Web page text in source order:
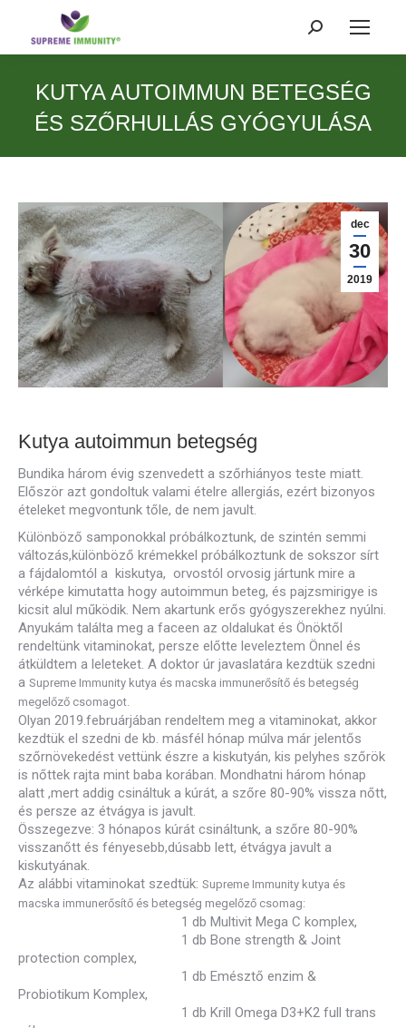
Search:
KUTYA AUTOIMMUN BETEGSÉG
ÉS SZŐRHULLÁS GYÓGYULÁSA
dec
30
2019
Kutya autoimmun betegség
Bundika három évig szenvedett a szőrhiányos teste miatt.
Először azt gondoltuk valami ételre allergiás, ezért bizonyos
ételeket megvontunk tőle, de nem javult.
Különböző samponokkal próbálkoztunk, de szintén semmi
változás,különböző krémekkel próbálkoztunk de sokszor sírt
a fájdalomtól a kiskutya, orvostól orvosig jártunk mire a
vérképe kimutatta hogy autoimmun beteg, és pajzsmirigye is
kicsit alul működik. Nem akartunk erős gyógyszerekhez nyúlni.
Anyukám találta meg a faceen az oldalukat és Önöktől
rendeltünk vitaminokat, persze előtte leveleztem Önnel és
átküldtem a leleteket. A doktor úr javaslatára kezdtük szedni
a Supreme Immunity kutya és macska immunerősítő és betegség
megelőző csomagot.
Olyan 2019.februárjában rendeltem meg a vitaminokat, akkor
kezdtük el szedni de kb. másfél hónap múlva már jelentős
szőrnövekedést vettünk észre a kiskutyán, kis pelyhes szőrök
is nőttek rajta mint baba korában. Mondhatni három hónap
alatt ,mert addig csináltuk a kúrát, a szőre 80-90% vissza nőtt,
és persze az étvágya is javult.
Összegezve: 3 hónapos kúrát csináltunk, a szőre 80-90%
visszanőtt és fényesebb,dúsabb lett, étvágya javult a
kiskutyának.
Az alábbi vitaminokat szedtük: Supreme Immunity kutya és
macska immunerősítő és betegség megelőző csomag:
1 db Multivit Mega C komplex,
1 db Bone strength & Joint
protection complex,
1 db Emésztő enzim &
Probiotikum Komplex,
1 db Krill Omega D3+K2 full trans